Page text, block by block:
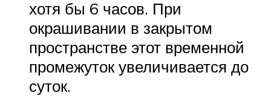
хотя бы 6 часов. При
окрашивании в закрытом
пространстве этот временной
промежуток увеличивается до
суток.